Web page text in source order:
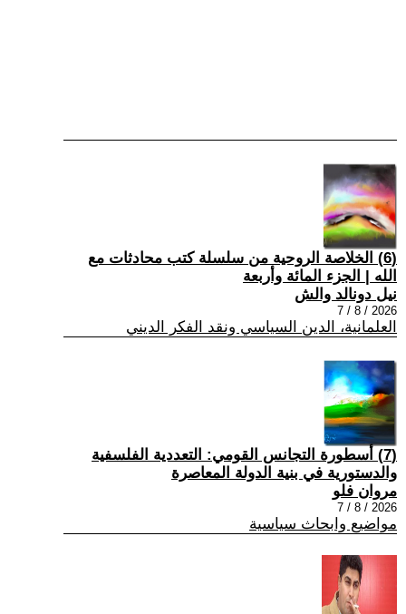
(6) الخلاصة الروحية من سلسلة كتب محادثات مع
الله | الجزء المائة وأربعة
نيل دونالد والش
2026 / 8 / 7
العلمانية، الدين السياسي ونقد الفكر الديني
(7) أسطورة التجانس القومي: التعددية الفلسفية
والدستورية في بنية الدولة المعاصرة
مروان فلو
2026 / 8 / 7
مواضيع وابحاث سياسية